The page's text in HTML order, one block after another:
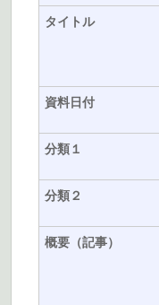
タイトル
資料日付
分類１
分類２
概要（記事）